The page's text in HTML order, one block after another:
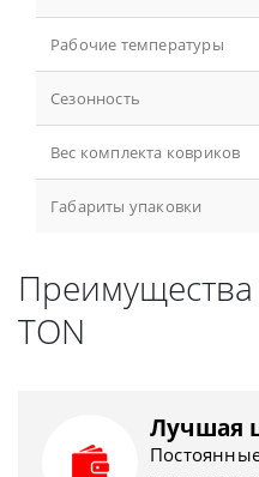
Рабочие температуры
Сезонность
Вес комплекта ковриков
Габариты упаковки
Преимущества
TON
Лучшая